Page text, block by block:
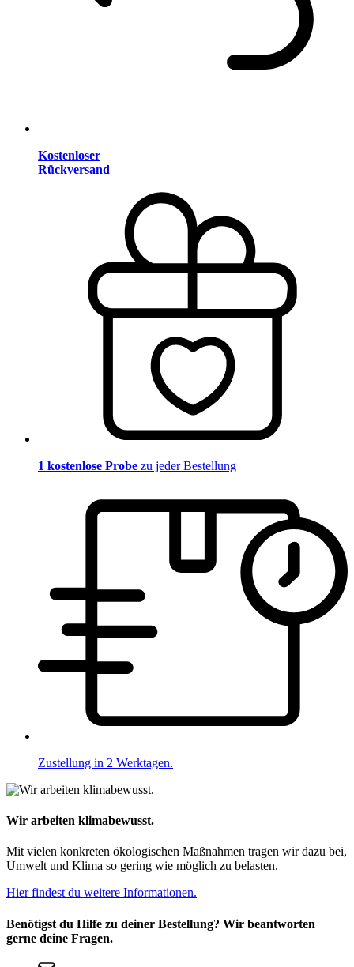
Kostenloser
Rückversand
1 kostenlose Probe zu jeder Bestellung
Zustellung in 2 Werktagen.
Wir arbeiten klimabewusst.
Mit vielen konkreten ökologischen Maßnahmen tragen wir dazu bei,
Umwelt und Klima so gering wie möglich zu belasten.
Hier findest du weitere Informationen.
Benötigst du Hilfe zu deiner Bestellung? Wir beantworten
gerne deine Fragen.